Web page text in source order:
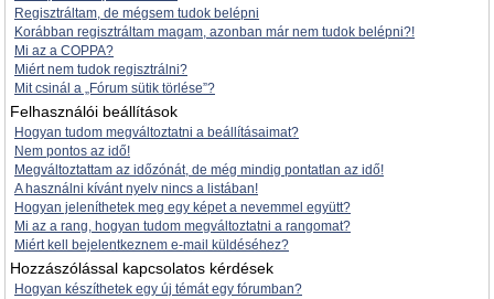
Regisztráltam, de mégsem tudok belépni
Korábban regisztráltam magam, azonban már nem tudok belépni?!
Mi az a COPPA?
Miért nem tudok regisztrálni?
Mit csinál a „Fórum sütik törlése”?
Felhasználói beállítások
Hogyan tudom megváltoztatni a beállításaimat?
Nem pontos az idő!
Megváltoztattam az időzónát, de még mindig pontatlan az idő!
A használni kívánt nyelv nincs a listában!
Hogyan jeleníthetek meg egy képet a nevemmel együtt?
Mi az a rang, hogyan tudom megváltoztatni a rangomat?
Miért kell bejelentkeznem e-mail küldéséhez?
Hozzászólással kapcsolatos kérdések
Hogyan készíthetek egy új témát egy fórumban?